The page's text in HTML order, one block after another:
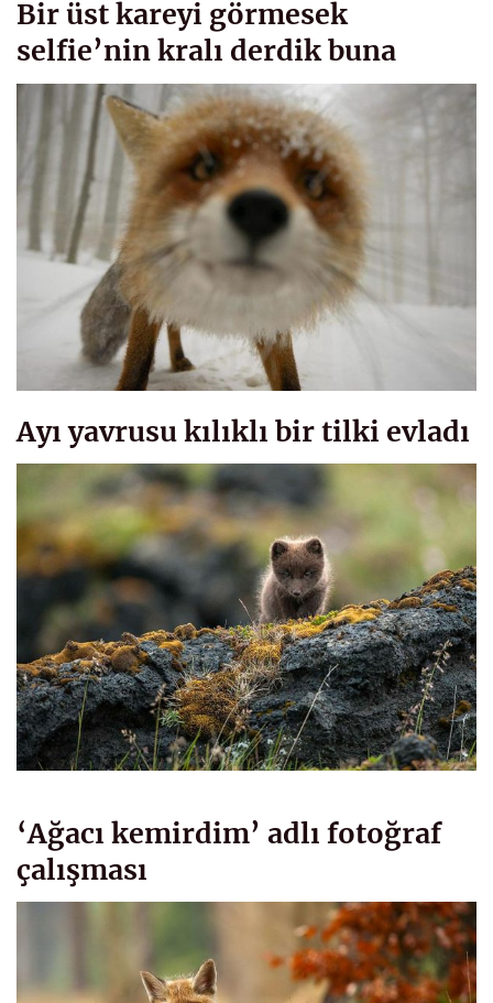
Bir üst kareyi görmesek
selfie’nin kralı derdik buna
Ayı yavrusu kılıklı bir tilki evladı
‘Ağacı kemirdim’ adlı fotoğraf
çalışması